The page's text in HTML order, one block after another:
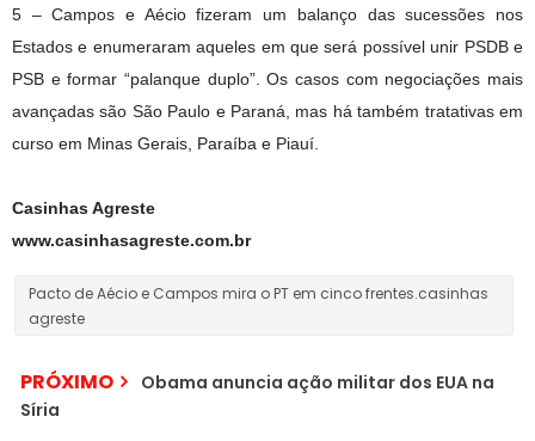
5 – Campos e Aécio fizeram um balanço das sucessões nos
Estados e enumeraram aqueles em que será possível unir PSDB e
PSB e formar “palanque duplo”. Os casos com negociações mais
avançadas são São Paulo e Paraná, mas há também tratativas em
curso em Minas Gerais, Paraíba e Piauí.
Casinhas Agreste
www.casinhasagreste.com.br
Pacto de Aécio e Campos mira o PT em cinco frentes.casinhas
agreste
PRÓXIMO
Obama anuncia ação militar dos EUA na
Síria